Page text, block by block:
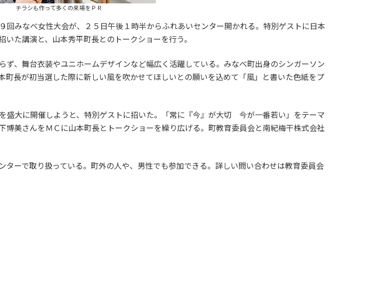
チラシも作って多くの来場をＰＲ
みなべ女性大会が、２５日午後１時半からふれあいセンター開かれる。特別ゲストに日本
た講演と、山本秀平町長とのトークショーを行う。
、舞台衣装やユニホームデザインなど幅広く活躍している。みなべ町出身のシンガーソン
長が初当選した際に新しい風を吹かせてほしいとの願いを込めて「風」と書いた色紙をプ
盛大に開催しようと、特別ゲストに招いた。「常に『今』が大切 今が一番若い」をテーマ
美さんをＭＣに山本町長とトークショーを繰り広げる。町教育委員会と南紀梅干株式会社
ーで取り扱っている。町外の人や、男性でも参加できる。詳しい問い合わせは教育委員会